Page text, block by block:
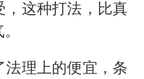
，这种打法，比真
理上的便宜，条